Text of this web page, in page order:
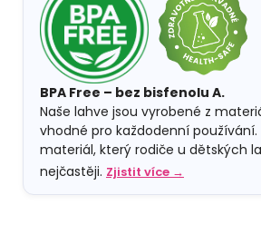
BPA Free – bez bisfenolu A.
Naše lahve jsou vyrobené z
vhodné pro každodenní používání.
materiál, který rodiče u dětských
nejčastěji. Zjistit více →